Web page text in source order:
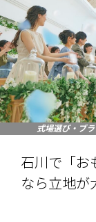
式場選び・ブ
石川で「お
なら立地が